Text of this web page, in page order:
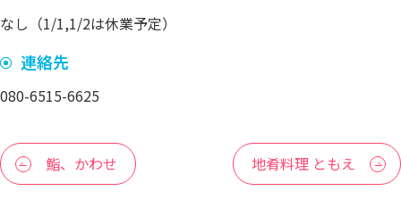
なし（1/1,1/2は休業予定）
連絡先
080-6515-6625
鮨、かわせ 地肴料理 ともえ